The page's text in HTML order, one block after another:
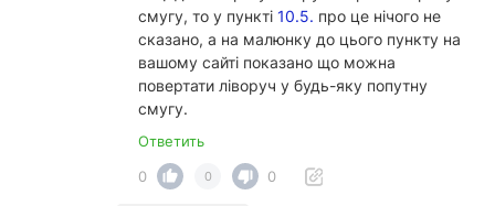
смугу, то у пункті 10.5. про це нічого не
сказано, а на малюнку до цього пункту на
вашому сайті показано що можна
повертати ліворуч у будь-яку попутну
смугу.
Ответить
0
0 0